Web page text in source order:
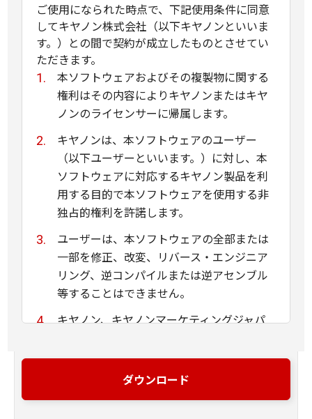
ご使用になられた時点で、下記使用条件に同意
してキヤノン株式会社（以下キヤノンといいま
す。）との間で契約が成立したものとさせてい
ただきます。
本ソフトウェアおよびその複製物に関する
権利はその内容によりキヤノンまたはキヤ
ノンのライセンサーに帰属します。
キヤノンは、本ソフトウェアのユーザー
（以下ユーザーといいます。）に対し、本
ソフトウェアに対応するキヤノン製品を利
用する目的で本ソフトウェアを使用する非
独占的権利を許諾します。
ユーザーは、本ソフトウェアの全部または
一部を修正、改変、リバース・エンジニア
リング、逆コンパイルまたは逆アセンブル
等することはできません。
キヤノン、キヤノンマーケティングジャパ
は、本ソフトウェアがユーザーの特定の目
的のために適当であること、もしくは有用
ダウンロード